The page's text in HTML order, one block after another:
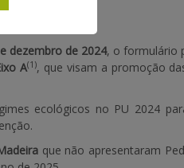
dezembro de 2024, o formulário
A(1), que visam a promoção
ecológicos no PU 2024
que não apresentaram